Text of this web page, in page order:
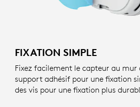
FIXATION SIMPLE
Fixez facilement le capteur au mur
support adhésif pour une fixation
des vis pour une fixation plus